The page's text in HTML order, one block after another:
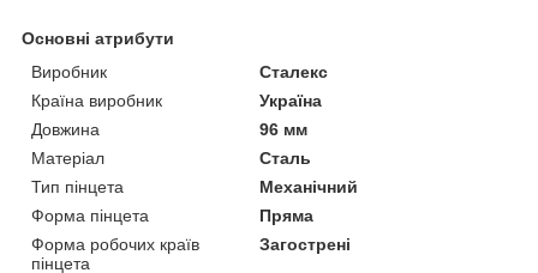
Основні атрибути
Виробник
Сталекс
Країна виробник
Україна
Довжина
96 мм
Матеріал
Сталь
Тип пінцета
Механічний
Форма пінцета
Пряма
Форма робочих країв
пінцета
Загострені